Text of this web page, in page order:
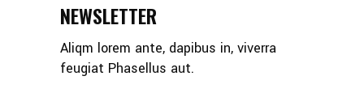
NEWSLETTER
Aliqm lorem ante, dapibus in, viverra
feugiat Phasellus aut.